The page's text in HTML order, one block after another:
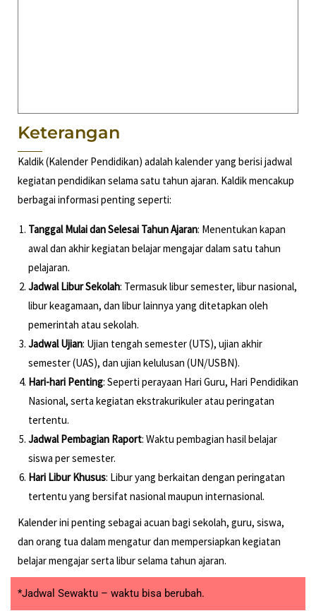
Keterangan
Kaldik (Kalender Pendidikan) adalah kalender yang berisi jadwal
kegiatan pendidikan selama satu tahun ajaran. Kaldik mencakup
berbagai informasi penting seperti:
Tanggal Mulai dan Selesai Tahun Ajaran: Menentukan kapan
awal dan akhir kegiatan belajar mengajar dalam satu tahun
pelajaran.
Jadwal Libur Sekolah: Termasuk libur semester, libur nasional,
libur keagamaan, dan libur lainnya yang ditetapkan oleh
pemerintah atau sekolah.
Jadwal Ujian: Ujian tengah semester (UTS), ujian akhir
semester (UAS), dan ujian kelulusan (UN/USBN).
Hari-hari Penting: Seperti perayaan Hari Guru, Hari Pendidikan
Nasional, serta kegiatan ekstrakurikuler atau peringatan
tertentu.
Jadwal Pembagian Raport: Waktu pembagian hasil belajar
siswa per semester.
Hari Libur Khusus: Libur yang berkaitan dengan peringatan
tertentu yang bersifat nasional maupun internasional.
Kalender ini penting sebagai acuan bagi sekolah, guru, siswa,
dan orang tua dalam mengatur dan mempersiapkan kegiatan
belajar mengajar serta libur selama tahun ajaran.
*Jadwal Sewaktu – waktu bisa berubah.